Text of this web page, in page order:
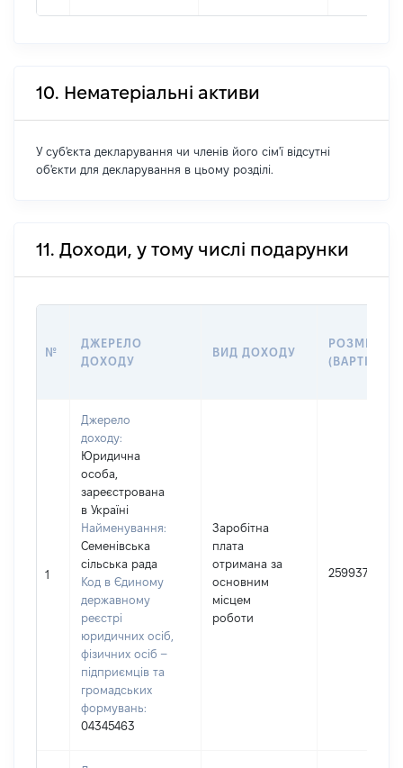
10. Нематеріальні активи
У суб'єкта декларування чи членів його сім'ї відсутні
об'єкти для декларування в цьому розділі.
11. Доходи, у тому числі подарунки
№
ДЖЕРЕЛО
ДОХОДУ
ВИД ДОХОДУ
РОЗМІР
(ВАРТІСТЬ)
1
Джерело
доходу:
Юридична
особа,
зареєстрована
в Україні
Найменування:
Семенівська
сільська рада
Код в Єдиному
державному
реєстрі
юридичних осіб,
фізичних осіб –
підприємців та
громадських
формувань:
04345463
Заробітна
плата
отримана за
основним
місцем
роботи
259937